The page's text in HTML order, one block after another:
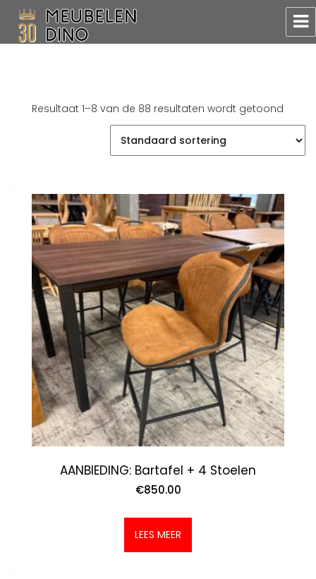
Resultaat 1–8 van de 88 resultaten wordt getoond
AANBIEDING: Bartafel + 4 Stoelen
€850.00
LEES MEER